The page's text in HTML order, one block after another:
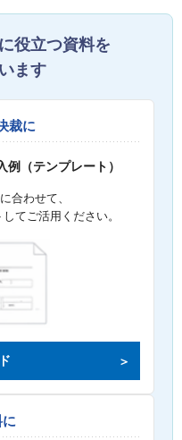
役立つ資料を
ます
裁に
（テンプレート）
合わせて、
てご活用ください。